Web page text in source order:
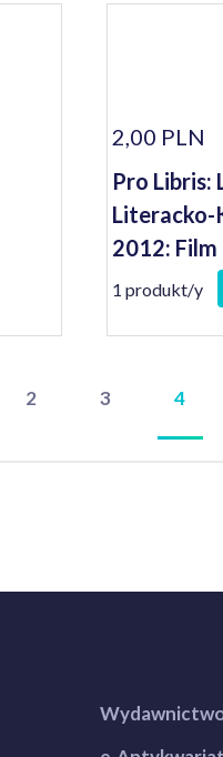
2,00 PLN
Pro Libris:
Literacko-
2012: Film
1 produkt/y
2 3 4